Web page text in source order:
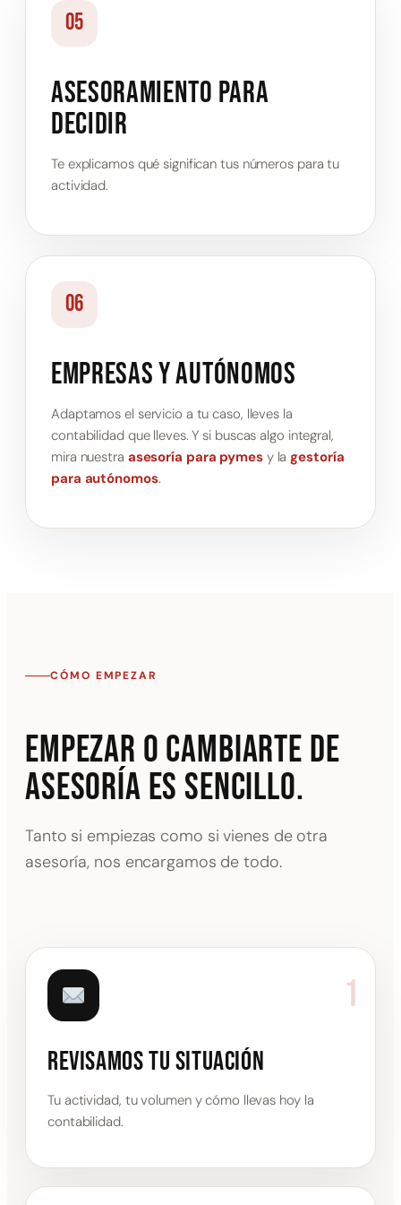
05
Asesoramiento para
decidir
Te explicamos qué significan tus números para tu
actividad.
06
Empresas y autónomos
Adaptamos el servicio a tu caso, lleves la
contabilidad que lleves. Y si buscas algo integral,
mira nuestra asesoría para pymesy lagestoría
para autónomos.
CÓMO EMPEZAR
Empezar o cambiarte de
asesoría es sencillo.
Tanto si empiezas como si vienes de otra
asesoría, nos encargamos de todo.
1
Revisamos tu situación
Tu actividad, tu volumen y cómo llevas hoy la
contabilidad.